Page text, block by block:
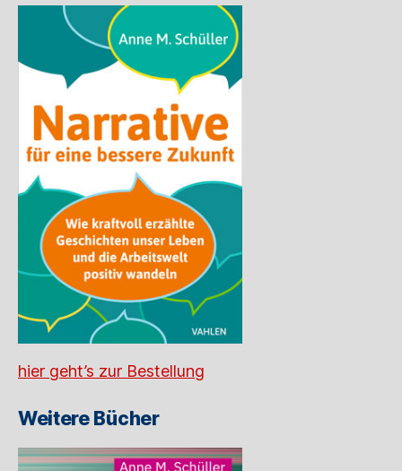
hier geht’s zur Bestellung
Weitere Bücher